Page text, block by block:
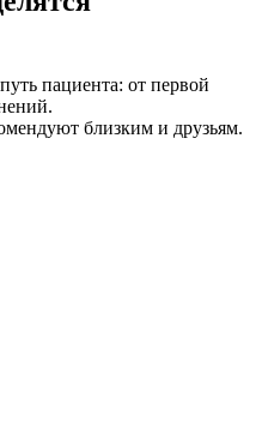
пациента: от первой
близким и друзьям.